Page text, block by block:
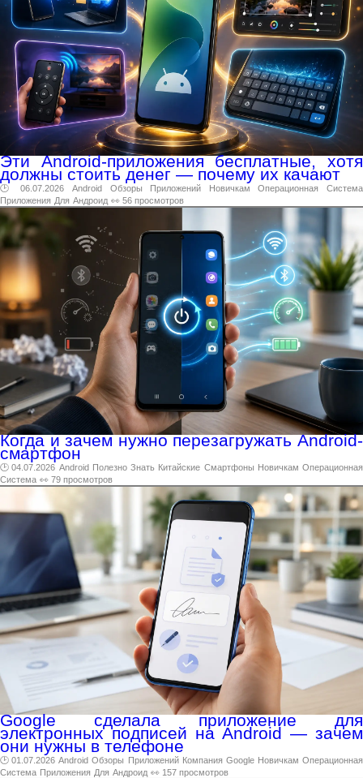
Эти Android-приложения бесплатные, хотя
должны стоить денег — почему их качают
🕑 06.07.2026 Android Обзоры Приложений Новичкам Операционная
Система
Приложения Для Андроид 👀 56 просмотров
Когда и зачем нужно перезагружать Android-
смартфон
🕑 04.07.2026 Android Полезно Знать Китайские Смартфоны Новичкам Операционная
Система 👀 79 просмотров
Google сделала приложение для
электронных подписей на Android — зачем
они нужны в телефоне
🕑 01.07.2026 Android Обзоры Приложений Компания Google Новичкам Операционная
Система Приложения Для Андроид 👀 157 просмотров